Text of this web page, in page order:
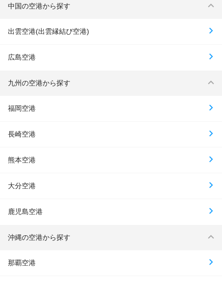
中国の空港から探す
出雲空港(出雲縁結び空港)
広島空港
九州の空港から探す
福岡空港
長崎空港
熊本空港
大分空港
鹿児島空港
沖縄の空港から探す
那覇空港